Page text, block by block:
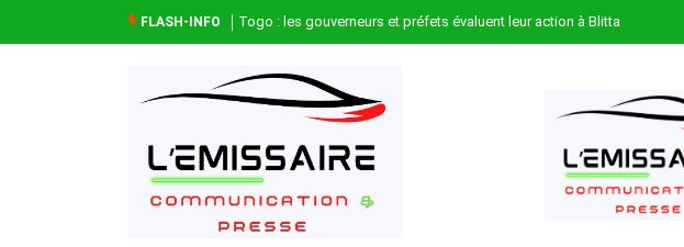
FLASH-INFO Togo : les gouverneurs et préfets évaluent leur action à Blitta